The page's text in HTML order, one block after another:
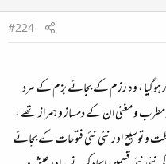
#224
ہوگیا ، وہ رزم کے بجائے بزم کے مرد
و مغنی ان کے دمساز و ہمراز تھے ،
و توسیع اور نئی نئی فتوحات کے بجائے